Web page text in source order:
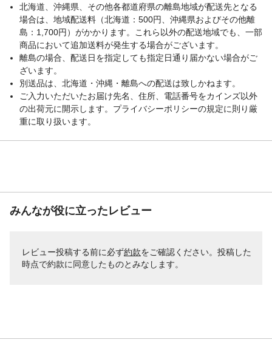
北海道、沖縄県、その他各都道府県の離島地域が配送先となる
場合は、地域配送料（北海道：500円、沖縄県およびその他離
島：1,700円）がかかります。これら以外の配送地域でも、一部
商品において追加送料が発生する場合がございます。
離島の場合、配送日を指定しても指定日通り届かない場合がご
ざいます。
別送品は、北海道・沖縄・離島への配送は致しかねます。
ご入力いただいたお届け先名、住所、電話番号をカインズ以外
の出荷元に開示します。プライバシーポリシーの規定に則り厳
重に取り扱います。
みんなが役に立ったレビュー
レビュー投稿する前に必ず約款をご確認ください。投稿した
時点で約款に同意したものとみなします。